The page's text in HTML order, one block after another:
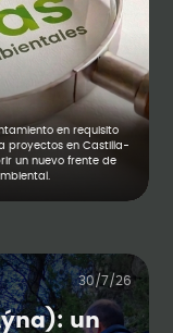
en requisito
proyectos en Castilla-
un nuevo frente de
30/7/26
un